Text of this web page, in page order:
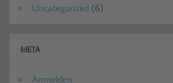
Uncategorized (6)
META
Anmelden